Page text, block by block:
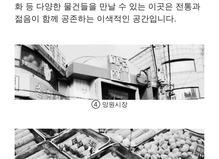
화 등 다양한 물건들을 만날 수 있는 이곳은 전통과
젊음이 함께 공존하는 이색적인 공간입니다.
④ 망원시장